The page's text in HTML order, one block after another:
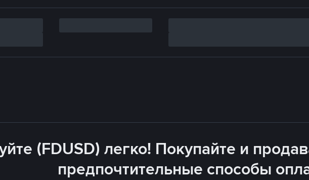
(FDUSD) легко! Покупайте и
предпочтительные способы